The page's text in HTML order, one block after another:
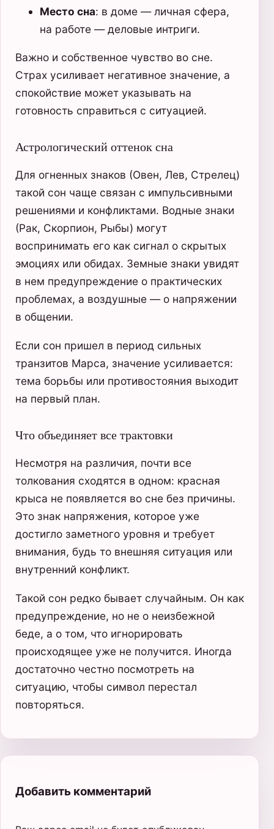
Место сна: в доме — личная сфера,
на работе — деловые интриги.
Важно и собственное чувство во сне.
Страх усиливает негативное значение, а
спокойствие может указывать на
готовность справиться с ситуацией.
Астрологический оттенок сна
Для огненных знаков (Овен, Лев, Стрелец)
такой сон чаще связан с импульсивными
решениями и конфликтами. Водные знаки
(Рак, Скорпион, Рыбы) могут
воспринимать его как сигнал о скрытых
эмоциях или обидах. Земные знаки увидят
в нем предупреждение о практических
проблемах, а воздушные — о напряжении
в общении.
Если сон пришел в период сильных
транзитов Марса, значение усиливается:
тема борьбы или противостояния выходит
на первый план.
Что объединяет все трактовки
Несмотря на различия, почти все
толкования сходятся в одном: красная
крыса не появляется во сне без причины.
Это знак напряжения, которое уже
достигло заметного уровня и требует
внимания, будь то внешняя ситуация или
внутренний конфликт.
Такой сон редко бывает случайным. Он как
предупреждение, но не о неизбежной
беде, а о том, что игнорировать
происходящее уже не получится. Иногда
достаточно честно посмотреть на
ситуацию, чтобы символ перестал
повторяться.
Добавить комментарий